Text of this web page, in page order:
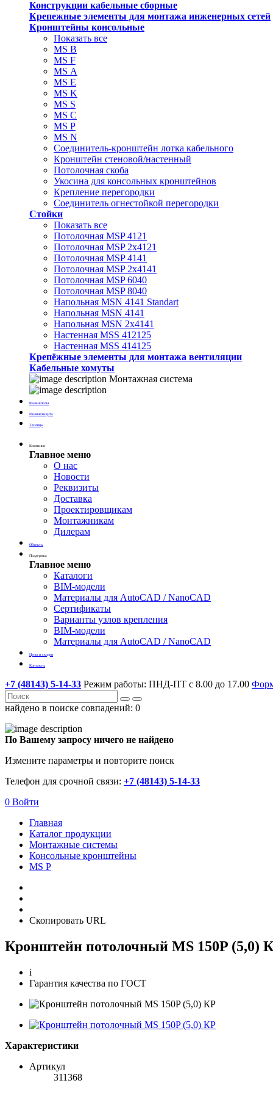
Конструкции кабельные сборные
Крепежные элементы для монтажа инженерных сетей
Кронштейны консольные
Показать все
MS В
MS F
MS А
MS Е
MS K
MS S
MS C
MS P
MS N
Соединитель-кронштейн лотка кабельного
Кронштейн стеновой/настенный
Потолочная скоба
Укосина для консольных кронштейнов
Крепление перегородки
Соединитель огнестойкой перегородки
Стойки
Показать все
Потолочная MSP 4121
Потолочная MSP 2х4121
Потолочная MSP 4141
Потолочная MSP 2х4141
Потолочная MSP 6040
Потолочная MSP 8040
Напольная MSN 4141 Standart
Напольная MSN 4141
Напольная MSN 2х4141
Настенная MSS 412125
Настенная MSS 414125
Крепёжные элементы для монтажа вентиляции
Кабельные хомуты
Монтажная система
Фальшполы
Молниезащита
Теплицы
Компания
Главное меню
О нас
Новости
Реквизиты
Доставка
Проектировщикам
Монтажникам
Дилерам
Объекты
Поддержка
Главное меню
Каталоги
BIM-модели
Материалы для AutoCAD / NanoCAD
Сертификаты
Варианты узлов крепления
BIM-модели
Материалы для AutoCAD / NanoCAD
Цены и скидки
Контакты
+7 (48143) 5-14-33 Режим работы: ПНД-ПТ с 8.00 до 17.00
найдено в поиске совпадений: 0
По Вашему запросу ничего не найдено
Измените параметры и повторите поиск
Телефон для срочной связи: +7 (48143) 5-14-33
0 Войти
Главная
Каталог продукции
Монтажные системы
Консольные кронштейны
MS P
Скопировать URL
Кронштейн потолочный MS 150P (5,0)
i
Гарантия качества по ГОСТ
Характеристики
Артикул
311368